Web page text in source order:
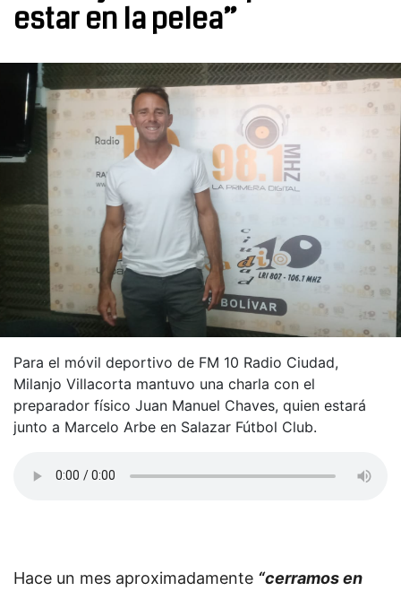
estar en la pelea”
Para el móvil deportivo de FM 10 Radio Ciudad,
Milanjo Villacorta mantuvo una charla con el
preparador físico Juan Manuel Chaves, quien estará
junto a Marcelo Arbe en Salazar Fútbol Club.
Hace un mes aproximadamente “cerramos en